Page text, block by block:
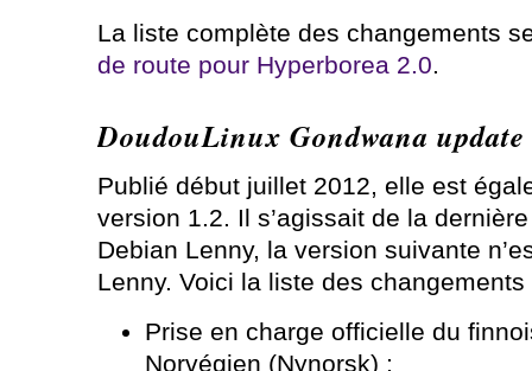
La liste complète des changements
de route pour Hyperborea 2.0.
DoudouLinux Gondwana update
Publié début juillet 2012, elle est
version 1.2. Il s’agissait de la
Debian Lenny, la version suivante
Lenny. Voici la liste des changements
Prise en charge officielle du
Norvégien (Nynorsk) ;